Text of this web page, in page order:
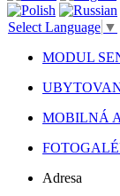
Select Language ▼
MODUL
MOBILNÁ
Adresa